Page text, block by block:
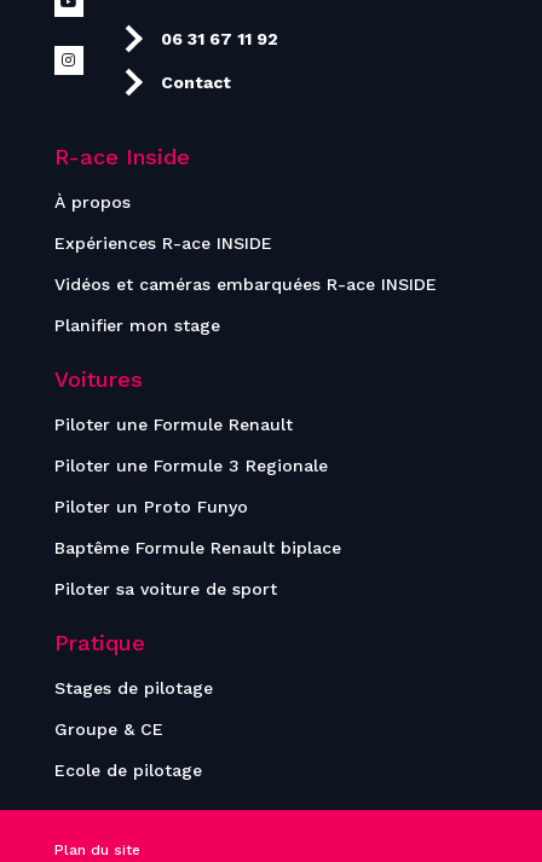
06 31 67 11 92
Contact
R-ace Inside
À propos
Expériences R-ace INSIDE
Vidéos et caméras embarquées R-ace INSIDE
Planifier mon stage
Voitures
Piloter une Formule Renault
Piloter une Formule 3 Regionale
Piloter un Proto Funyo
Baptême Formule Renault biplace
Piloter sa voiture de sport
Pratique
Stages de pilotage
Groupe & CE
Ecole de pilotage
Plan du site